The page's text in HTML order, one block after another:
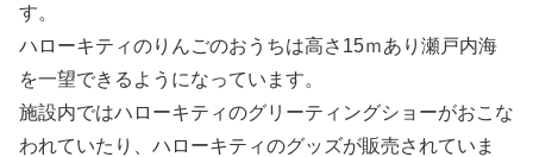
す。
ハローキティのりんごのおうちは高さ15ｍあり瀬戸内海
を一望できるようになっています。
施設内ではハローキティのグリーティングショーがおこな
われていたり、ハローキティのグッズが販売されていま